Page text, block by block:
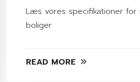
Læs vores specifikationer for
boliger
READ MORE